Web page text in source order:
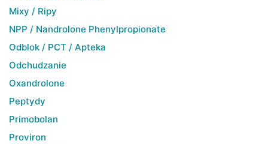
Mixy / Ripy
NPP / Nandrolone Phenylpropionate
Odblok / PCT / Apteka
Odchudzanie
Oxandrolone
Peptydy
Primobolan
Proviron